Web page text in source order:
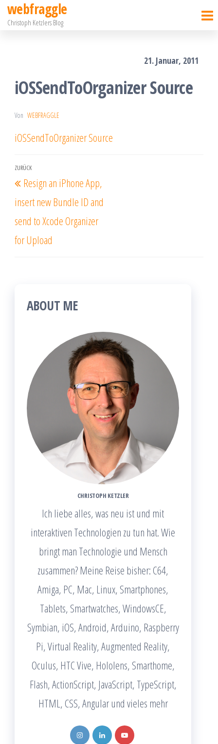
Zum
Inhalt
webfraggle
Christoph Ketzlers Blog
21. Januar, 2011
iOSSendToOrganizer Source
Von WEBFRAGGLE
iOSSendToOrganizer Source
Beitragsnavigation
Vorheriger
Beitrag
ZURÜCK
Resign an iPhone App,
insert new Bundle ID and
send to Xcode Organizer
for Upload
ABOUT ME
CHRISTOPH KETZLER
Ich liebe alles, was neu ist und mit
interaktiven Technologien zu tun hat. Wie
bringt man Technologie und Mensch
zusammen? Meine Reise bisher: C64,
Amiga, PC, Mac, Linux, Smartphones,
Tablets, Smartwatches, WindowsCE,
Symbian, iOS, Android, Arduino, Raspberry
Pi, Virtual Reality, Augmented Reality,
Oculus, HTC Vive, Hololens, Smarthome,
Flash, ActionScript, JavaScript, TypeScript,
HTML, CSS, Angular und vieles mehr